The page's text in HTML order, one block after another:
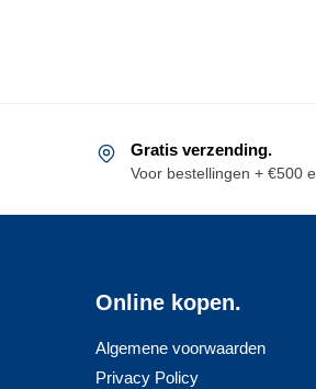
Gratis verzending.
Voor bestellingen + €500
Online kopen.
Algemene voorwaarden
Privacy Policy